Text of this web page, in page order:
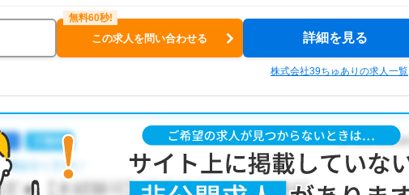
この求人を問い合わせる 詳細を見る
株式会社39ちゅありの求人一覧